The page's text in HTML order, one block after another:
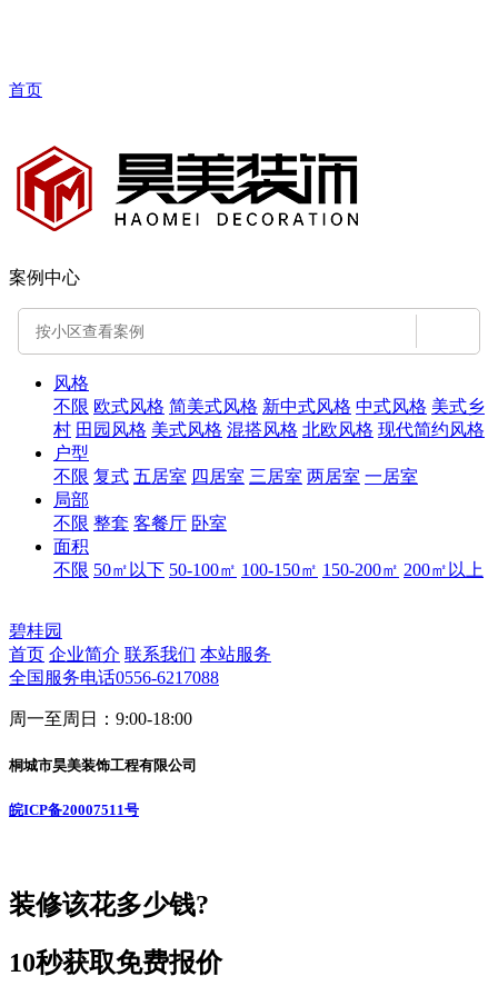
首页
案例中心
风格
不限 欧式风格 简美式风格 新中式风格 中式风格 美式乡
村 田园风格 美式风格 混搭风格 北欧风格 现代简约风格
户型
不限 复式 五居室 四居室 三居室 两居室 一居室
局部
不限 整套 客餐厅 卧室
面积
不限 50㎡以下 50-100㎡ 100-150㎡ 150-200㎡ 200㎡以上
碧桂园
首页 企业简介 联系我们 本站服务
全国服务电话0556-6217088
周一至周日：9:00-18:00
桐城市昊美装饰工程有限公司
皖ICP备20007511号
装修该花多少钱?
10秒获取免费报价